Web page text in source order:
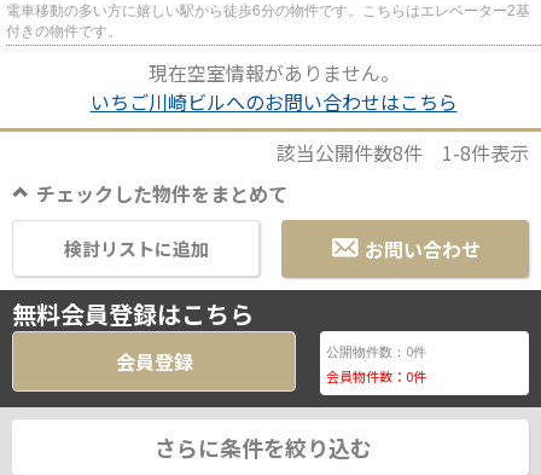
電車移動の多い方に嬉しい駅から徒歩6分の物件です。こちらはエレベーター2基
付きの物件です。
現在空室情報がありません。
いちご川崎ビルへのお問い合わせはこちら
該当公開件数8件 1-8件表示
チェックした物件をまとめて
お問い合わせ
検討リストに追加
無料会員登録はこちら
会員登録 公開物件数： 0件
会員物件数： 0件
さらに条件を絞り込む